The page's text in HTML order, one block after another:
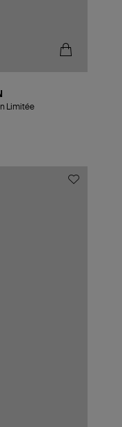
Limitée